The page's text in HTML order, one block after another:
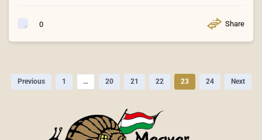
0 Share
Previous 1 … 20 21 22 23 24 Next